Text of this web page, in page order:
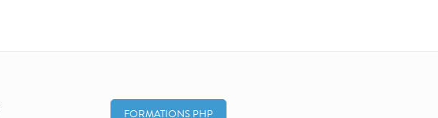
FORMATIONS PHP